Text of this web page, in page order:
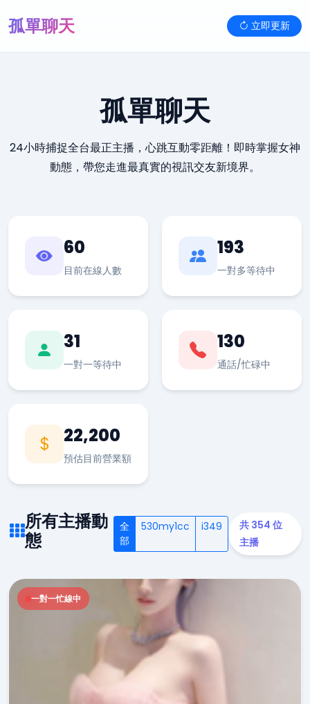
孤單聊天 立即更新
孤單聊天
24小時捕捉全台最正主播，心跳互動零距離！即時掌握女神
動態，帶您走進最真實的視訊交友新境界。
60
目前在線人數
193
一對多等待中
31
一對一等待中
130
通話/忙碌中
22,200
預估目前營業額
所有主播動
態
全
部
530my1cc i349
共 354 位
主播
一對一忙線中